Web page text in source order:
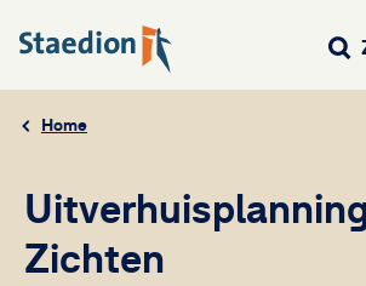
Home
Zichten